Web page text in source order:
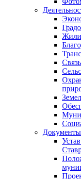
Связь
Документы